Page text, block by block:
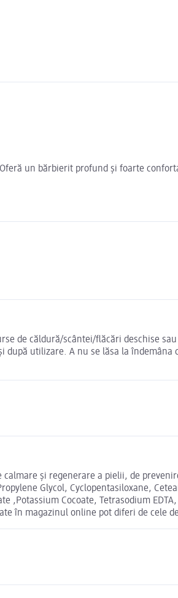
un bărbierit profund și foarte
de căldură/scântei/flăcări deschise
utilizare. A nu se lăsa la îndemâna
calmare şi regenerare a pielii, de
Glycol, Cyclopentasiloxane,
,Potassium Cocoate, Tetrasodium
în magazinul online pot diferi de cele